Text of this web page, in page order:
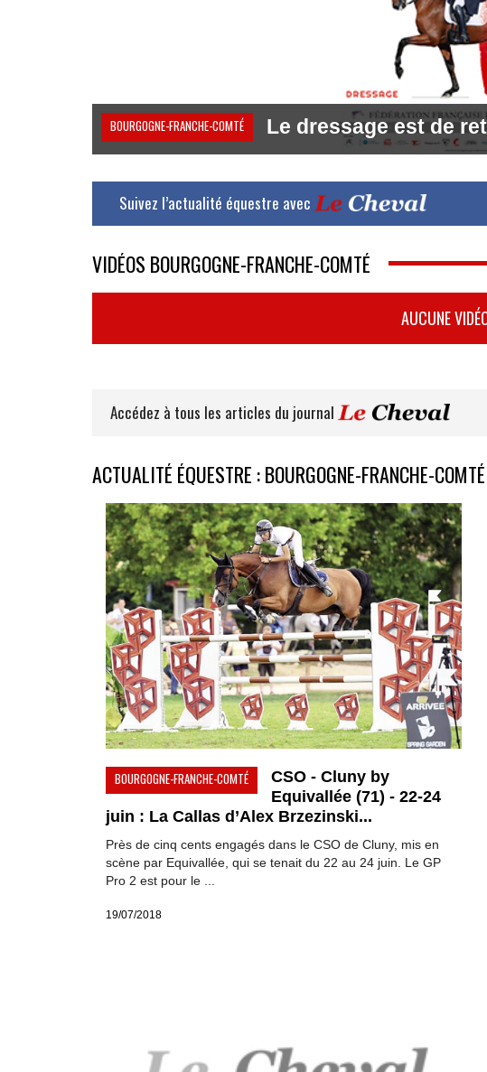
BOURGOGNE-FRANCHE-COMTÉ Le dressage est de
Suivez l’actualité équestre avec
VIDÉOS BOURGOGNE-FRANCHE-COMTÉ
AUCUNE
Accédez à tous les articles du journal
ACTUALITÉ ÉQUESTRE : BOURGOGNE-FRANCHE-COMTÉ
BOURGOGNE-FRANCHE-COMTÉ
CSO - Cluny by
Equivallée (71) - 22-24
juin : La Callas d’Alex Brzezinski...
Près de cinq cents engagés dans le CSO de Cluny, mis en
scène par Equivallée, qui se tenait du 22 au 24 juin. Le GP
Pro 2 est pour le ...
19/07/2018